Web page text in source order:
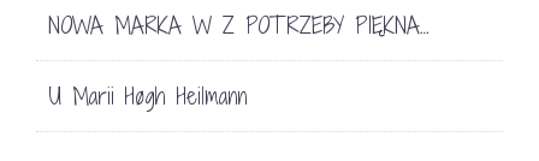
NOWA MARKA W Z POTRZEBY PIĘKNA…
U Marii Høgh Heilmann